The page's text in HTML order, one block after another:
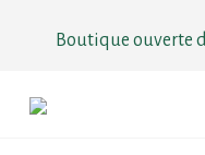
content
Boutique ouverte